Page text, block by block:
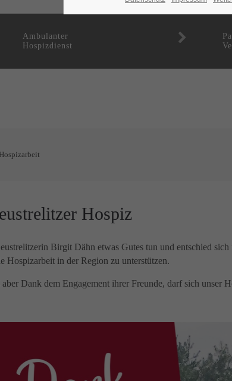
Ambulanter
Hospizdienst
Hospiz
Birgit Dähn etwas Gutes tun und entschied
Hospizarbeit in der Region zu unterstützen.
Dank dem Engagement ihrer Freunde, darf sich unser